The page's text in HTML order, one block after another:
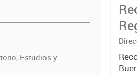
Estudios y